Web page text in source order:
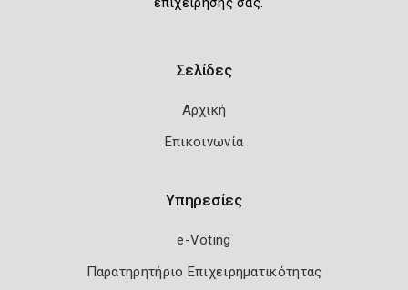
Σελίδες
Αρχική
Επικοινωνία
Υπηρεσίες
e-Voting
Παρατηρητήριο Επιχειρηματικότητας